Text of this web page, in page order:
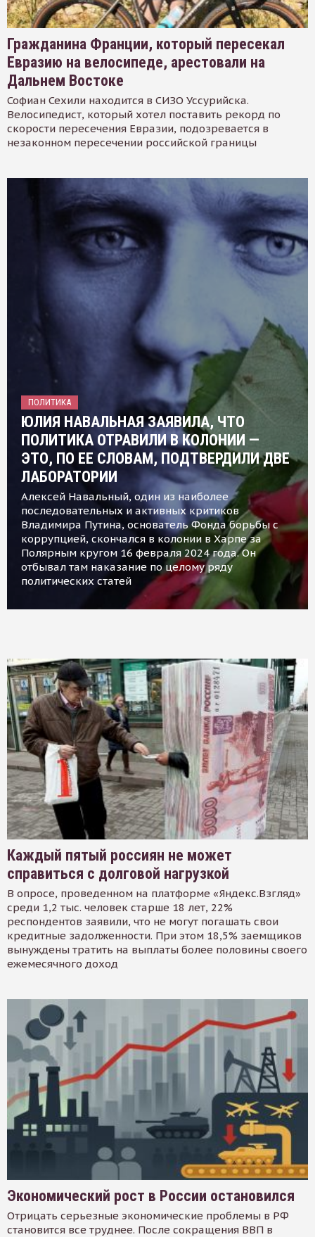
Гражданина Франции, который пересекал
Евразию на велосипеде, арестовали на
Дальнем Востоке
Софиан Сехили находится в СИЗО Уссурийска.
Велосипедист, который хотел поставить рекорд по
скорости пересечения Евразии, подозревается в
незаконном пересечении российской границы
ПОЛИТИКА
ЮЛИЯ НАВАЛЬНАЯ ЗАЯВИЛА, ЧТО
ПОЛИТИКА ОТРАВИЛИ В КОЛОНИИ —
ЭТО, ПО ЕЕ СЛОВАМ, ПОДТВЕРДИЛИ ДВЕ
ЛАБОРАТОРИИ
Алексей Навальный, один из наиболее
последовательных и активных критиков
Владимира Путина, основатель Фонда борьбы с
коррупцией, скончался в колонии в Харпе за
Полярным кругом 16 февраля 2024 года. Он
отбывал там наказание по целому ряду
политических статей
Каждый пятый россиян не может
справиться с долговой нагрузкой
В опросе, проведенном на платформе «Яндекс.Взгляд»
среди 1,2 тыс. человек старше 18 лет, 22%
респондентов заявили, что не могут погашать свои
кредитные задолженности. При этом 18,5% заемщиков
вынуждены тратить на выплаты более половины своего
ежемесячного доход
Экономический рост в России остановился
Отрицать серьезные экономические проблемы в РФ
становится все труднее. После сокращения ВВП в